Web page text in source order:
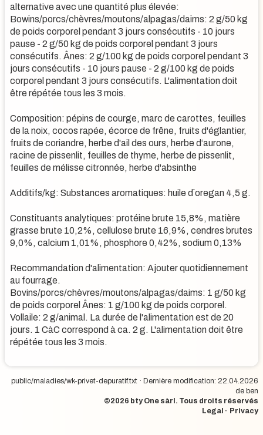
alternative avec une quantité plus élevée:
Bowins/porcs/chèvres/moutons/alpagas/daims: 2 g/50 kg
de poids corporel pendant 3 jours consécutifs - 10 jours
pause - 2 g/50 kg de poids corporel pendant 3 jours
consécutifs. Ânes: 2 g/100 kg de poids corporel pendant 3
jours consécutifs - 10 jours pause - 2 g/100 kg de poids
corporel pendant 3 jours consécutifs. L'alimentation doit
être répétée tous les 3 mois.
Composition: pépins de courge, marc de carottes, feuilles
de la noix, cocos rapée, écorce de frêne, fruits d'églantier,
fruits de coriandre, herbe d'ail des ours, herbe d‘aurone,
racine de pissenlit, feuilles de thyme, herbe de pissenlit,
feuilles de mélisse citronnée, herbe d'absinthe
Additifs/kg: Substances aromatiques: huile d`oregan 4,5 g.
Constituants analytiques: protéine brute 15,8%, matière
grasse brute 10,2%, cellulose brute 16,9%, cendres brutes
9,0%, calcium 1,01%, phosphore 0,42%, sodium 0,13%
Recommandation d'alimentation: Ajouter quotidiennement
au fourrage.
Bovins/porcs/chèvres/moutons/alpagas/daims: 1 g/50 kg
de poids corporel Ânes: 1 g/100 kg de poids corporel.
Vollaile: 2 g/animal. La durée de l'alimentation est de 20
jours. 1 CàC correspond à ca. 2 g. L'alimentation doit être
répétée tous les 3 mois.
public/maladies/wk-privet-depuratif.txt · Dernière modification: 22.04.2026
deben
©2026 bty One sàrl. Tous droits réservés
·